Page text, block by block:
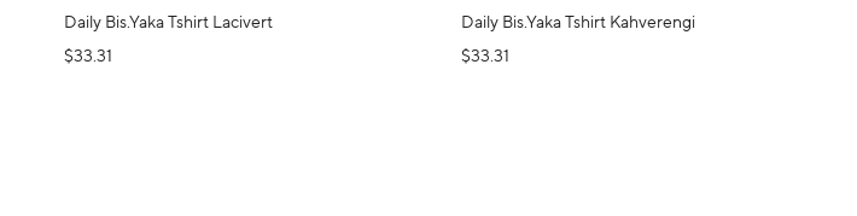
Daily Bis.Yaka Tshirt Lacivert
$33.31
Daily Bis.Yaka Tshirt Kahverengi
$33.31